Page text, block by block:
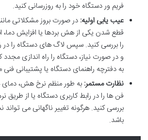
فریم ور دستگاه خود را به روزرسانی کنید.
عیب یابی اولیه: در صورت بروز مشکلاتی
قطع شدن یکی از هش بردها یا افزایش دما،
را بررسی کنید. سپس لاگ های دستگاه را در
و در صورت نیاز، دستگاه را راه اندازی مجدد
به دفترچه راهنمای دستگاه یا پشتیبانی فنی
نظارت مستمر: به طور منظم نرخ هش،
فن ها را در رابط کاربری دستگاه یا از طریق
بررسی کنید. هرگونه تغییر ناگهانی می
باشد.